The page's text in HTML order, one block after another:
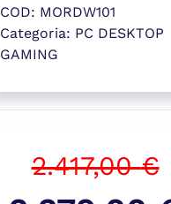
COD: MORDW101
Categoria: PC DESKTOP
GAMING
2.417,00€